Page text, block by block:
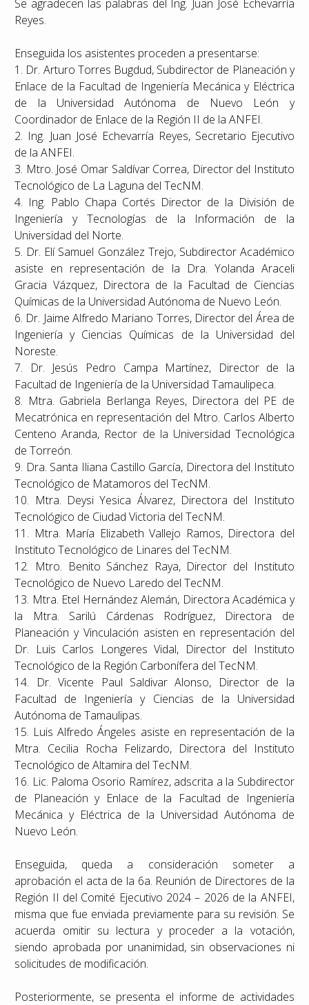
Se agradecen las palabras del Ing. Juan José Echevarría
Reyes.
Enseguida los asistentes proceden a presentarse:
1. Dr. Arturo Torres Bugdud, Subdirector de Planeación y
Enlace de la Facultad de Ingeniería Mecánica y Eléctrica
de la Universidad Autónoma de Nuevo León y
Coordinador de Enlace de la Región II de la ANFEI.
2. Ing. Juan José Echevarría Reyes, Secretario Ejecutivo
de la ANFEI.
3. Mtro. José Omar Saldívar Correa, Director del Instituto
Tecnológico de La Laguna del TecNM.
4. Ing. Pablo Chapa Cortés Director de la División de
Ingeniería y Tecnologías de la Información de la
Universidad del Norte.
5. Dr. Elí Samuel González Trejo, Subdirector Académico
asiste en representación de la Dra. Yolanda Araceli
Gracia Vázquez, Directora de la Facultad de Ciencias
Químicas de la Universidad Autónoma de Nuevo León.
6. Dr. Jaime Alfredo Mariano Torres, Director del Área de
Ingeniería y Ciencias Químicas de la Universidad del
Noreste.
7. Dr. Jesús Pedro Campa Martínez, Director de la
Facultad de Ingeniería de la Universidad Tamaulipeca.
8. Mtra. Gabriela Berlanga Reyes, Directora del PE de
Mecatrónica en representación del Mtro. Carlos Alberto
Centeno Aranda, Rector de la Universidad Tecnológica
de Torreón.
9. Dra. Santa Iliana Castillo García, Directora del Instituto
Tecnológico de Matamoros del TecNM.
10. Mtra. Deysi Yesica Álvarez, Directora del Instituto
Tecnológico de Ciudad Victoria del TecNM.
11. Mtra. María Elizabeth Vallejo Ramos, Directora del
Instituto Tecnológico de Linares del TecNM.
12. Mtro. Benito Sánchez Raya, Director del Instituto
Tecnológico de Nuevo Laredo del TecNM.
13. Mtra. Etel Hernández Alemán, Directora Académica y
la Mtra. Sarilú Cárdenas Rodríguez, Directora de
Planeación y Vinculación asisten en representación del
Dr. Luis Carlos Longeres Vidal, Director del Instituto
Tecnológico de la Región Carbonífera del TecNM.
14. Dr. Vicente Paul Saldivar Alonso, Director de la
Facultad de Ingeniería y Ciencias de la Universidad
Autónoma de Tamaulipas.
15. Luis Alfredo Ángeles asiste en representación de la
Mtra. Cecilia Rocha Felizardo, Directora del Instituto
Tecnológico de Altamira del TecNM.
16. Lic. Paloma Osorio Ramírez, adscrita a la Subdirector
de Planeación y Enlace de la Facultad de Ingeniería
Mecánica y Eléctrica de la Universidad Autónoma de
Nuevo León.
Enseguida, queda a consideración someter a
aprobación el acta de la 6a. Reunión de Directores de la
Región II del Comité Ejecutivo 2024 – 2026 de la ANFEI,
misma que fue enviada previamente para su revisión. Se
acuerda omitir su lectura y proceder a la votación,
siendo aprobada por unanimidad, sin observaciones ni
solicitudes de modificación.
Posteriormente, se presenta el informe de actividades